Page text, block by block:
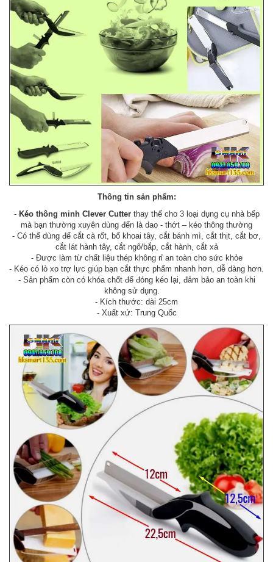
Thông tin sản phẩm:
- Kéo thông minh Clever Cutter thay thế cho 3 loại dụng cụ nhà bếp
mà bạn thường xuyên dùng đến là dao - thớt – kéo thông thường
- Có thể dùng để cắt cà rốt, bổ khoai tây, cắt bánh mì, cắt thịt, cắt bơ,
cắt lát hành tây, cắt ngô/bắp, cắt hành, cắt xả
- Được làm từ chất liệu thép không rỉ an toàn cho sức khỏe
- Kéo có lò xo trợ lực giúp bạn cắt thực phẩm nhanh hơn, dễ dàng hơn.
- Sản phẩm còn có khóa chốt để đóng kéo lại, đảm bảo an toàn khi
không sử dụng.
- Kích thước: dài 25cm
- Xuất xứ: Trung Quốc